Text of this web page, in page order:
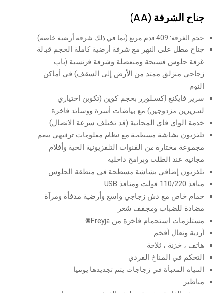
جناح الشرفة (AA)
حجم الغرفة: 409 قدم مربع (بما في ذلك شرفة أرضية خاصة)
جناح مطل على النهر مع شرفة أرضية كاملة الحجم قبالة
غرفة جلوس فسيحة ومنفصلة وشرفة فرنسية (باب
زجاجي منزلق ممتد من الأرض إلى السقف) في أماكن
النوم
سرير فايكنغ إكسبلورر بحجم كوين (تكوين اختياري
لسريرين مزدوجين) مع بياضات أسرة ووسائد فاخرة
خدمة الواي فاي المجانية (قد تختلف سرعة الاتصال)
تلفزيون بشاشة مسطحة مع نظام معلومات ترفيهي يضم
مجموعة مختارة من القنوات التلفزيونية الحية وأفلام
مجانية عند الطلب وبرامج داخلية
تلفزيون إضافي بشاشة مسطحة في منطقة الجلوس
منافذ 110/220 فولت ومنافذ USB
حمام خاص مع دش زجاجي واسع وأرضية مدفأة ومرآة
مضادة للضباب ومجفف شعر
مستلزمات استحمام فاخرة من Freyja®
أردية ونعال أفخم
هاتف ، خزنة ، ثلاجة
التحكم في المناخ الفردي
المياه المعبأة في زجاجات يتم تجديدها يوميا
مناظير